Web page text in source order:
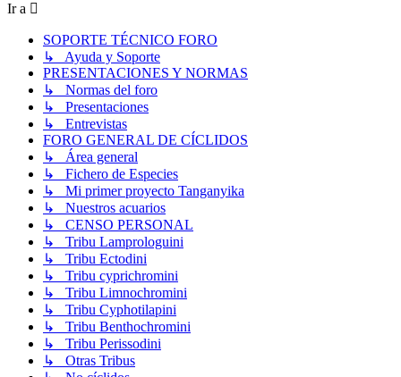
Ir a
SOPORTE TÉCNICO FORO
↳ Ayuda y Soporte
PRESENTACIONES Y NORMAS
↳ Normas del foro
↳ Presentaciones
↳ Entrevistas
FORO GENERAL DE CÍCLIDOS
↳ Área general
↳ Fichero de Especies
↳ Mi primer proyecto Tanganyika
↳ Nuestros acuarios
↳ CENSO PERSONAL
↳ Tribu Lamprologuini
↳ Tribu Ectodini
↳ Tribu cyprichromini
↳ Tribu Limnochromini
↳ Tribu Cyphotilapini
↳ Tribu Benthochromini
↳ Tribu Perissodini
↳ Otras Tribus